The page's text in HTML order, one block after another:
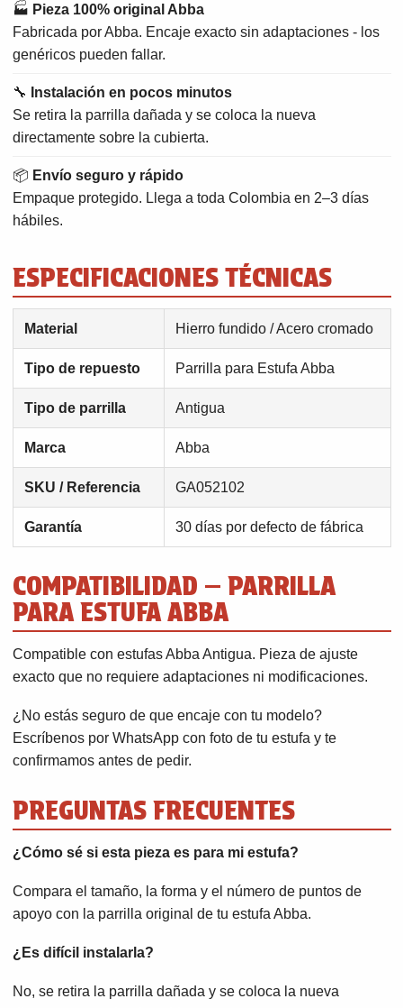
🏭 Pieza 100% original Abba
Fabricada por Abba. Encaje exacto sin adaptaciones - los
genéricos pueden fallar.
🔧
Instalación en pocos minutos
Se retira la parrilla dañada y se coloca la nueva
directamente sobre la cubierta.
📦 Envío seguro y rápido
Empaque protegido. Llega a toda Colombia en 2–3 días
hábiles.
ESPECIFICACIONES TÉCNICAS
Material Hierro fundido / Acero cromado
Tipo de repuesto Parrilla para Estufa Abba
Tipo de parrilla Antigua
Marca Abba
SKU / Referencia GA052102
Garantía 30 días por defecto de fábrica
COMPATIBILIDAD — PARRILLA
PARA ESTUFA ABBA
Compatible con estufas Abba Antigua. Pieza de ajuste
exacto que no requiere adaptaciones ni modificaciones.
¿No estás seguro de que encaje con tu modelo?
Escríbenos por WhatsApp con foto de tu estufa y te
confirmamos antes de pedir.
PREGUNTAS FRECUENTES
¿Cómo sé si esta pieza es para mi estufa?
Compara el tamaño, la forma y el número de puntos de
apoyo con la parrilla original de tu estufa Abba.
¿Es difícil instalarla?
No, se retira la parrilla dañada y se coloca la nueva